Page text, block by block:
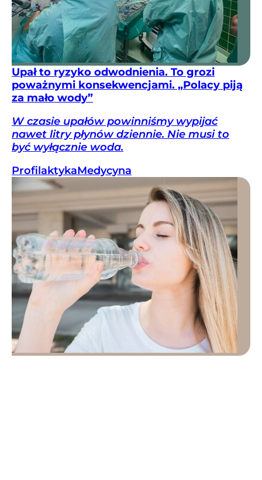
Upał to ryzyko odwodnienia. To grozi
poważnymi konsekwencjami. „Polacy piją
za mało wody”
W czasie upałów powinniśmy wypijać
nawet litry płynów dziennie. Nie musi to
być wyłącznie woda.
ProfilaktykaMedycyna